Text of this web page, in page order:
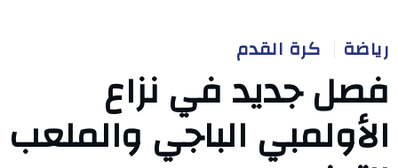
رياضة كرة القدم
فصل جديد في نزاع
الأولمبي الباجي والملعب